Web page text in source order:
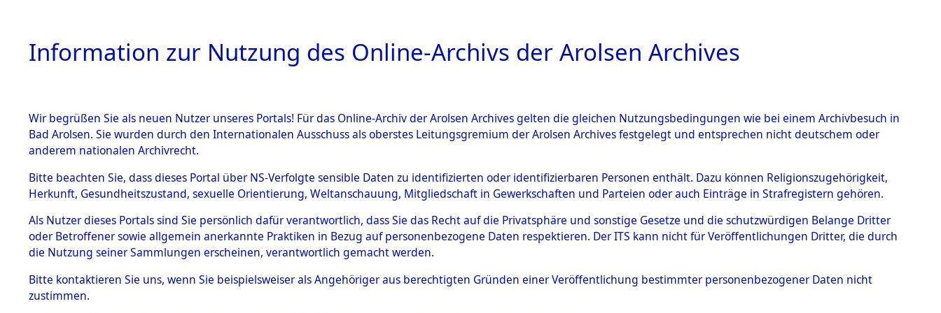
HOME BESTANDSBESCHREIBUNG ARCHIVALE ÜBERSICHT BILD
BESTÄNDE
Inhaftierungsdoku
mente
5. Verschiedenes
Todesmärsche
5.3.1 Alliierte
Ermittlung des Ablaufs und der Routen von
Evakuierungsmärschen, die Feststellung der Anzahl unbekannter
Toter aus Konzentrationslagern und der Ort ihrer Grablegungen:
Fehlanzeigen→0003 (84629390)→0155 (84629545)
Information zur Nutzung des Online-Archivs der Arolsen Archives
Wir begrüßen Sie als neuen Nutzer unseres Portals! Für das Online-Archiv der Arolsen Archives gelten die gleichen Nutzungsbedingungen wie bei einem Archivbesuch in
Bad Arolsen. Sie wurden durch den Internationalen Ausschuss als oberstes Leitungsgremium der Arolsen Archives festgelegt und entsprechen nicht deutschem oder
anderem nationalen Archivrecht.
Bitte beachten Sie, dass dieses Portal über NS-Verfolgte sensible Daten zu identifizierten oder identifizierbaren Personen enthält. Dazu können Religionszugehörigkeit,
Herkunft, Gesundheitszustand, sexuelle Orientierung, Weltanschauung, Mitgliedschaft in Gewerkschaften und Parteien oder auch Einträge in Strafregistern gehören.
Als Nutzer dieses Portals sind Sie persönlich dafür verantwortlich, dass Sie das Recht auf die Privatsphäre und sonstige Gesetze und die schutzwürdigen Belange Dritter
oder Betroffener sowie allgemein anerkannte Praktiken in Bezug auf personenbezogene Daten respektieren. Der ITS kann nicht für Veröffentlichungen Dritter, die durch
die Nutzung seiner Sammlungen erscheinen, verantwortlich gemacht werden.
Bitte kontaktieren Sie uns, wenn Sie beispielsweiser als Angehöriger aus berechtigten Gründen einer Veröffentlichung bestimmter personenbezogener Daten nicht
zustimmen.